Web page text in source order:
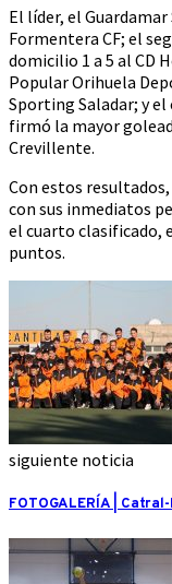
El líder, el
Formentera CF; el
domicilio 1 a 5 al CD
Popular Orihuela
Sporting Saladar; y
firmó la mayor
Crevillente.
Con estos
con sus inmediatos
el cuarto clasificado,
puntos.
siguiente noticia
FOTOGALERÍA |